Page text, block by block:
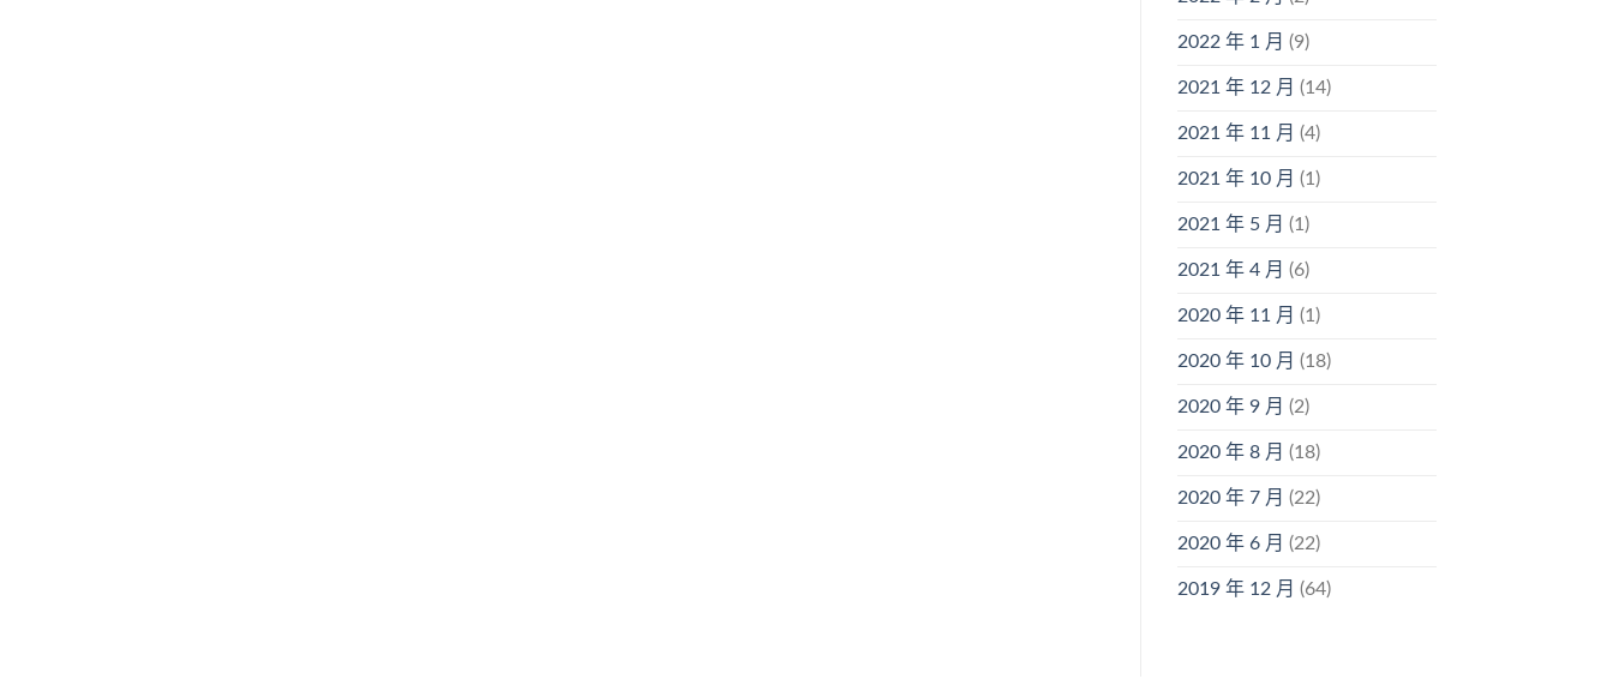
2022 年 1 月 (9)
2021 年 12 月 (14)
2021 年 11 月 (4)
2021 年 10 月 (1)
2021 年 5 月 (1)
2021 年 4 月 (6)
2020 年 11 月 (1)
2020 年 10 月 (18)
2020 年 9 月 (2)
2020 年 8 月 (18)
2020 年 7 月 (22)
2020 年 6 月 (22)
2019 年 12 月 (64)